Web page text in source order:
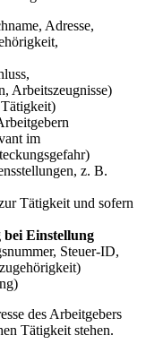
Adresse,
Arbeitszeugnisse)
im
z. B.
Tätigkeit und sofern
Einstellung
Steuer-ID,
des Arbeitgebers
Tätigkeit stehen.